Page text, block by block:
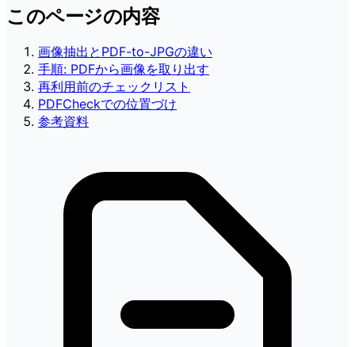
このページの内容
画像抽出とPDF-to-JPGの違い
手順: PDFから画像を取り出す
再利用前のチェックリスト
PDFCheckでの位置づけ
参考資料